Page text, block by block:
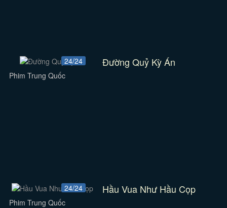
24/24 Đường Quỷ Kỳ Án
Phim Trung Quốc
24/24 Hầu Vua Như Hầu Cọp
Phim Trung Quốc